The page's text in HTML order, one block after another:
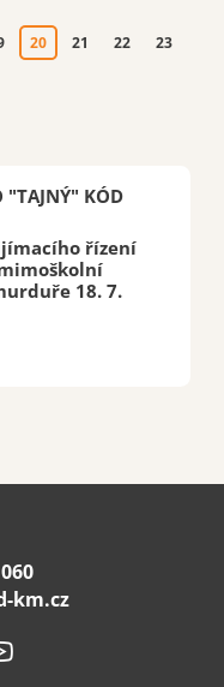
20 21 22 23
"TAJNÝ" KÓD
řízení
18. 7.
km.cz